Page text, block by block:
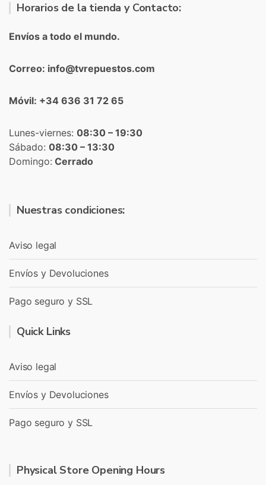
Horarios de la tienda y Contacto:
Envíos a todo el mundo.
Correo: info@tvrepuestos.com
Móvil: +34 636 31 72 65
Lunes-viernes: 08:30 – 19:30
Sábado: 08:30 – 13:30
Domingo: Cerrado
Nuestras condiciones:
Aviso legal
Envíos y Devoluciones
Pago seguro y SSL
Quick Links
Aviso legal
Envíos y Devoluciones
Pago seguro y SSL
Physical Store Opening Hours